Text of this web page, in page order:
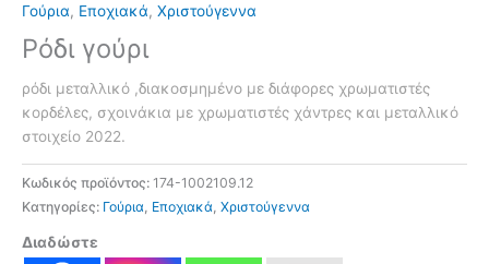
Γούρια, Εποχιακά, Χριστούγεννα
Ρόδι γούρι
ρόδι μεταλλικό ,διακοσμημένο με διάφορες χρωματιστές
κορδέλες, σχοινάκια με χρωματιστές χάντρες και μεταλλικό
στοιχείο 2022.
Κωδικός προϊόντος: 174-1002109.12
Κατηγορίες: Γούρια, Εποχιακά, Χριστούγεννα
Διαδώστε